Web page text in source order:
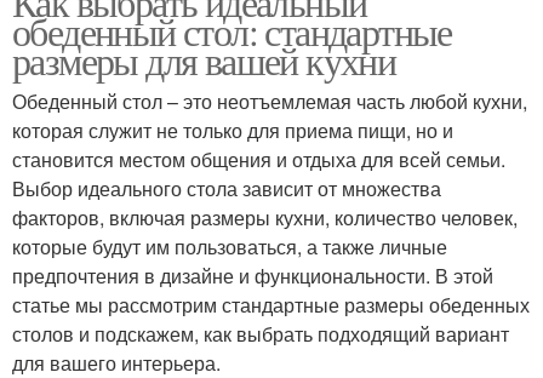
обеденный стол: стандартные
размеры для вашей кухни
Обеденный стол – это неотъемлемая часть любой кухни,
которая служит не только для приема пищи, но и
становится местом общения и отдыха для всей семьи.
Выбор идеального стола зависит от множества
факторов, включая размеры кухни, количество человек,
которые будут им пользоваться, а также личные
предпочтения в дизайне и функциональности. В этой
статье мы рассмотрим стандартные размеры обеденных
столов и подскажем, как выбрать подходящий вариант
для вашего интерьера.